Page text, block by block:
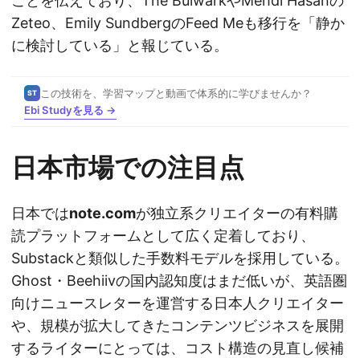
Zeteo、Emily SundbergのFeed Meも移行を「静か
に検討している」と報じている。
ST
この技術を、学習マップと動画で体系的に学びませんか？
Ebi Studyを見る →
日本市場での注目点
日本ではnote.comが独立系クリエイターの有料購
読プラットフォームとして広く定着しており、
Substackと類似した手数料モデルを採用している。
Ghost・Beehiivの国内認知度はまだ低いが、英語圏
向けニュースレターを運営する日本人クリエイター
や、規模が拡大してきたコンテンツビジネスを展開
するライターにとっては、コスト構造の見直し候補